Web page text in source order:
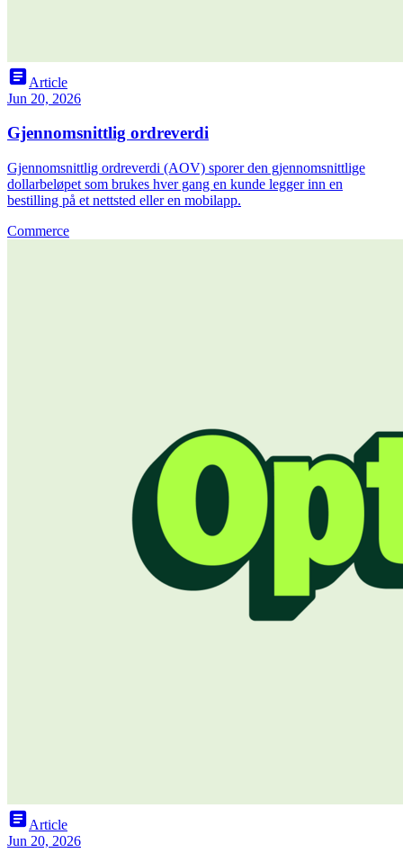
articleArticle
Jun 20, 2026
Gjennomsnittlig ordreverdi
Gjennomsnittlig ordreverdi (AOV) sporer den gjennomsnittlige
dollarbeløpet som brukes hver gang en kunde legger inn en
bestilling på et nettsted eller en mobilapp.
Commerce
articleArticle
Jun 20, 2026